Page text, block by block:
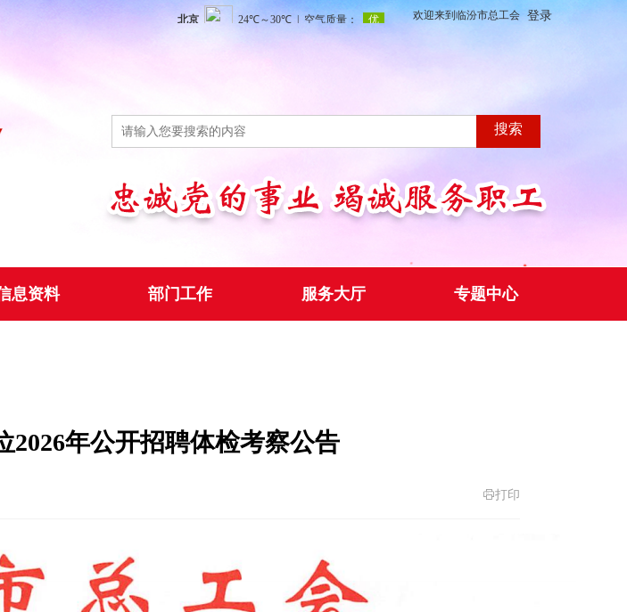
欢迎来到临汾市总工会 登录
搜索
息资料 部门工作 服务大厅 专题中心
2026年公开招聘体检考察公告
打印